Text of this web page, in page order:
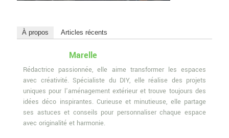
À propos Articles récents
Marelle
Rédactrice passionnée, elle aime transformer les espaces
avec créativité. Spécialiste du DIY, elle réalise des projets
uniques pour l'aménagement extérieur et trouve toujours des
idées déco inspirantes. Curieuse et minutieuse, elle partage
ses astuces et conseils pour personnaliser chaque espace
avec originalité et harmonie.